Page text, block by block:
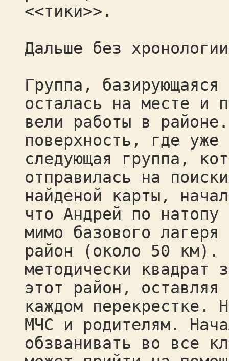
<<тики>>.
Дальше без
Группа,
осталась на месте и
вели работы в
поверхность, где уже
следующая группа,
отправилась на
найденой карты,
что Андрей по натопу
мимо базового
район (около 50 км).
методически квадрат
этот район, оставляя
каждом перекрестке.
МЧС и родителям.
обзванивать во все